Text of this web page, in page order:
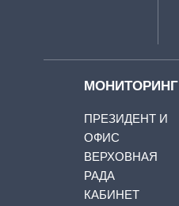
МОНИТОРИНГ
ПРЕЗИДЕНТ И
ОФИС
ВЕРХОВНАЯ
РАДА
КАБИНЕТ